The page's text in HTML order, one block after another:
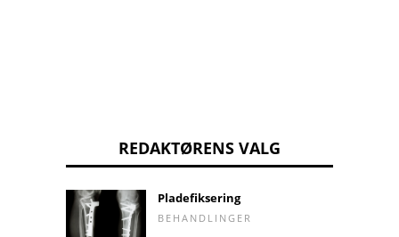
REDAKTØRENS VALG
Pladefiksering
BEHANDLINGER